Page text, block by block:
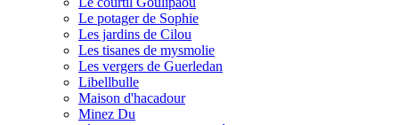
Le potager de Sophie
Les jardins de Cilou
Les tisanes de mysmolie
Les vergers de Guerledan
Libellbulle
Maison d'hacadour
Minez Du